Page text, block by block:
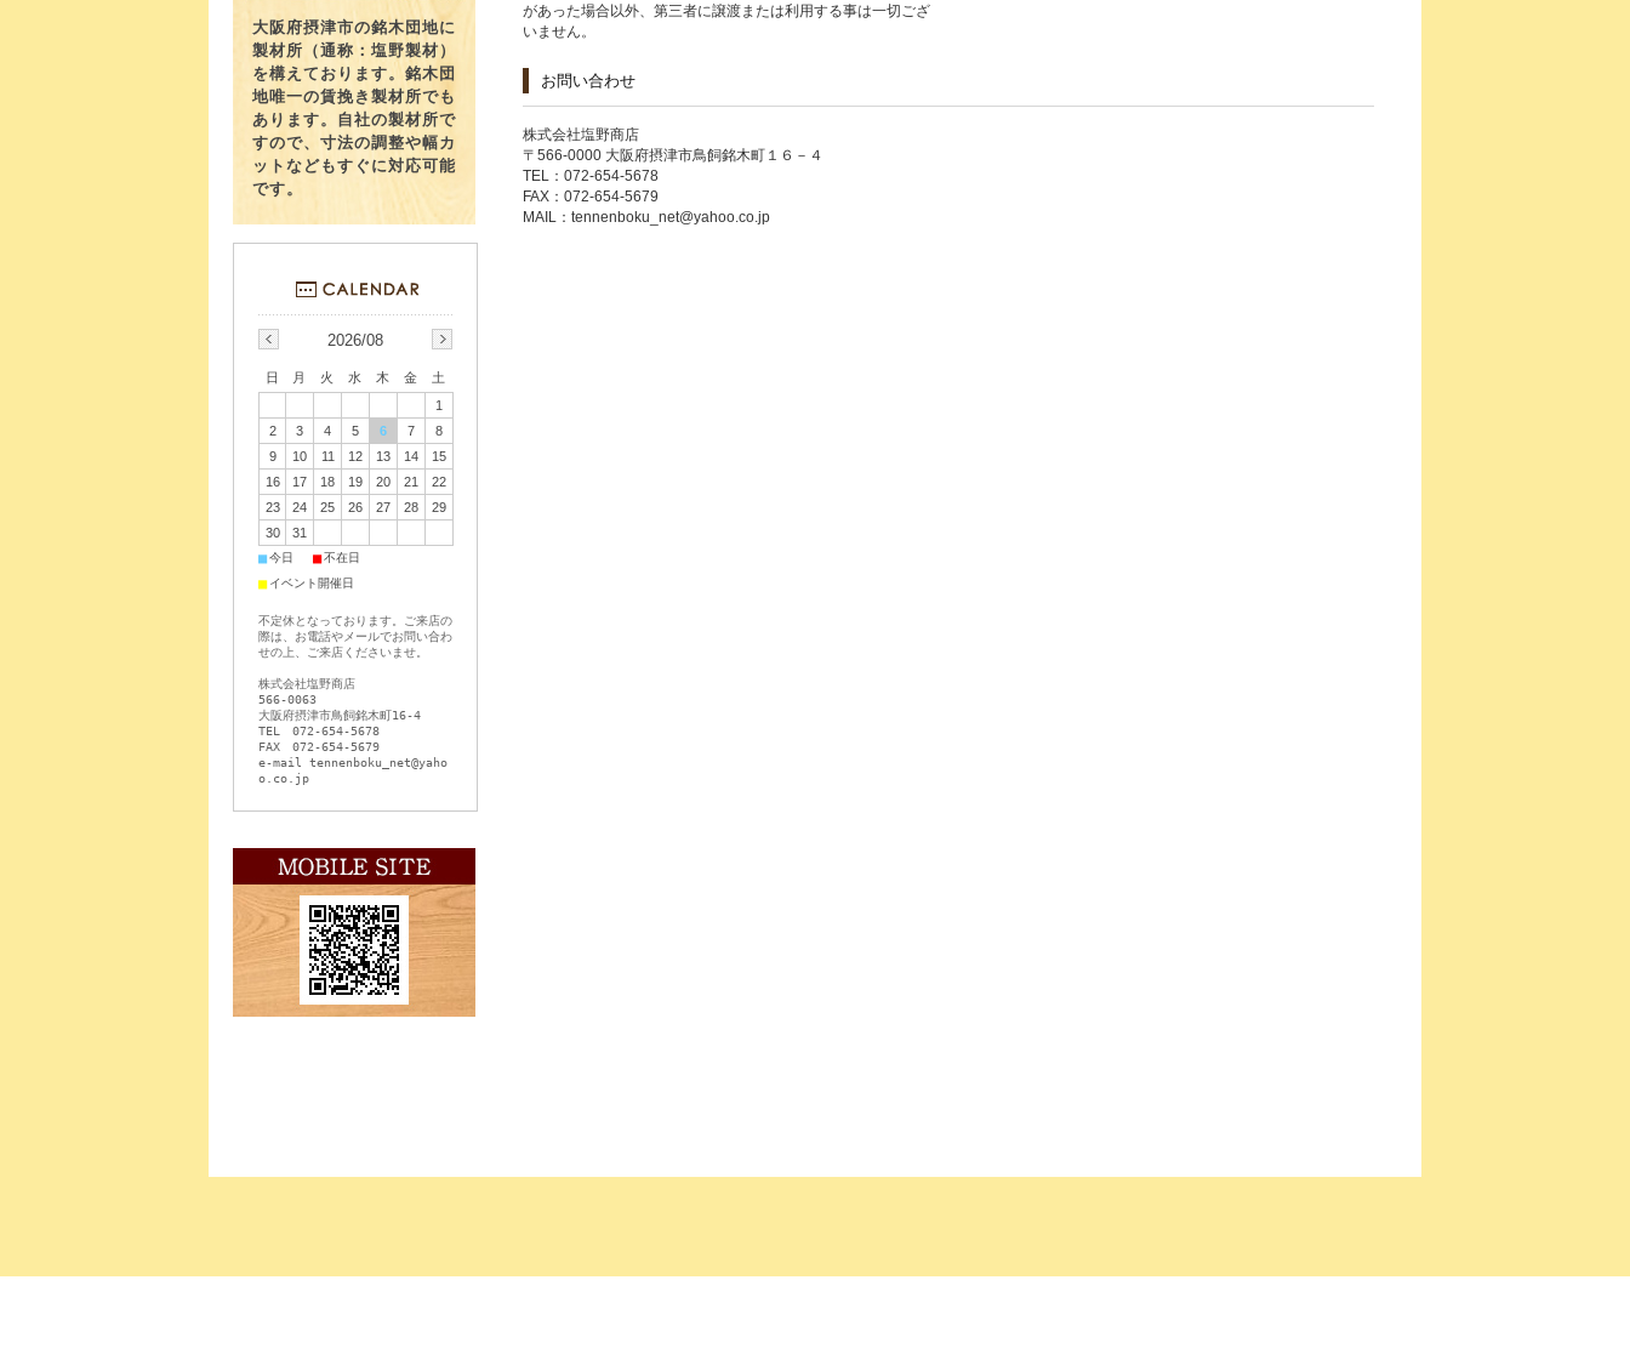
があった場合以外、第三者に譲渡または利用する事は一切ござ
いません。
お問い合わせ
株式会社塩野商店
〒566-0000 大阪府摂津市鳥飼銘木町１６－４
TEL：072-654-5678
FAX：072-654-5679
MAIL： tennenboku_net@yahoo.co.jp
大阪府摂津市の銘木団地に
製材所（通称：塩野製材）
を構えております。銘木団
地唯一の賃挽き製材所でも
あります。自社の製材所で
すので、寸法の調整や幅カ
ットなどもすぐに対応可能
です。
2026/08
日 月 火 水 木 金
土
1
2
3 4 5 6 7
8
9
10 11 12 13 14
15
16
17 18 19 20 21
22
23
24 25 26 27 28
29
30
31
■今日 ■不在日
■ イベント開催日
不定休となっております。ご来店の
際は、お電話やメールでお問い合わ
せの上、ご来店くださいませ。
株式会社塩野商店
566-0063
大阪府摂津市鳥飼銘木町16-4
TEL 072-654-5678
FAX 072-654-5679
e-mail tennenboku_net@yaho
o.co.jp